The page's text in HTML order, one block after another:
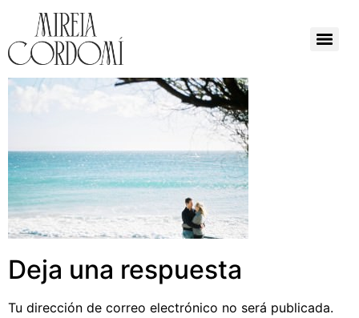
Deja una respuesta
Tu dirección de correo electrónico no será publicada.